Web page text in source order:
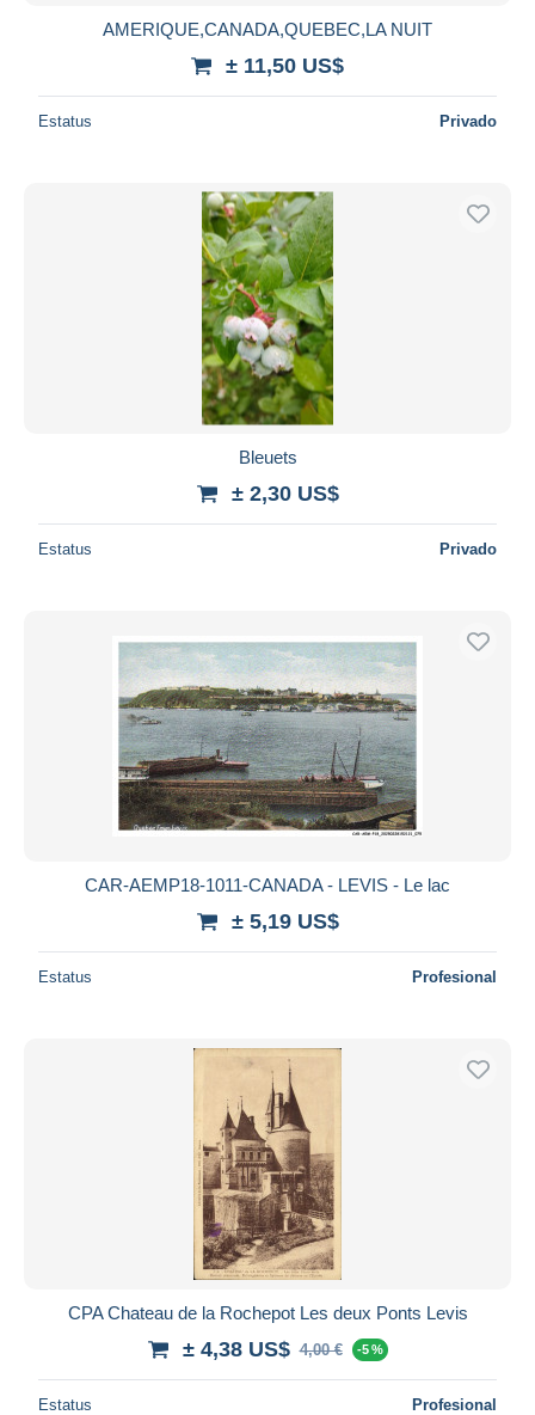
AMERIQUE,CANADA,QUEBEC,LA NUIT
± 11,50 US$
Estatus Privado
Bleuets
± 2,30 US$
Estatus Privado
CAR-AEMP18-1011-CANADA - LEVIS - Le lac
± 5,19 US$
Estatus Profesional
CPA Chateau de la Rochepot Les deux Ponts Levis
± 4,38 US$ 4,00 € -5 %
Estatus Profesional